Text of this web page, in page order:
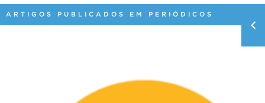
ARTIGOS PUBLICADOS EM PERIÓDICOS